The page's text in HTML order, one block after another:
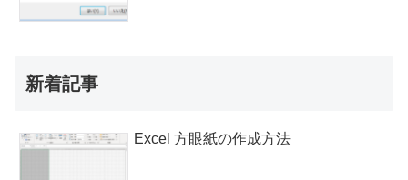
新着記事
Excel 方眼紙の作成方法